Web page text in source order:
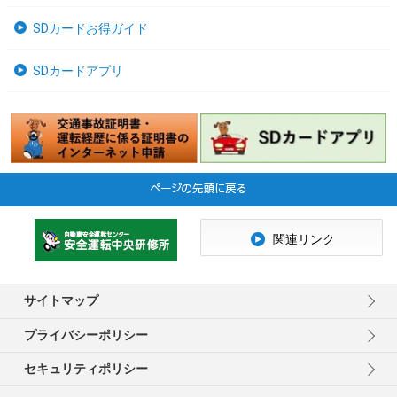
SDカードお得ガイド
SDカードアプリ
サイトマップ
プライバシーポリシー
セキュリティポリシー
関連リンク